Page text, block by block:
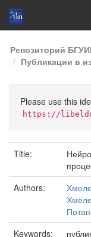
Skip
navigation
Репозиторий
Публикации в
Please use this
https://
Title:
Authors:
Keywords: